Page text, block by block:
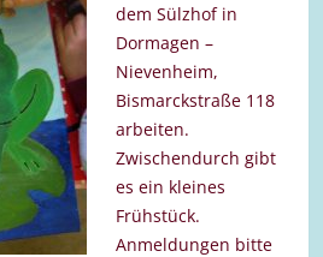
dem Sülzhof in
Dormagen –
Nievenheim,
Bismarckstraße 118
arbeiten.
Zwischendurch gibt
es ein kleines
Frühstück.
Anmeldungen bitte